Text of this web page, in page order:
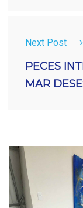
Next Post
PECES
MAR